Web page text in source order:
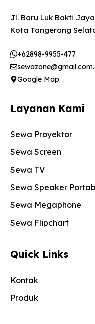
Jl. Baru Luk Bakti
Kota Tangerang
+62898-9955-477
Google Map
Layanan Kami
Sewa Proyektor
Sewa Screen
Sewa TV
Sewa Speaker
Sewa Megaphone
Sewa Flipchart
Quick Links
Kontak
Produk